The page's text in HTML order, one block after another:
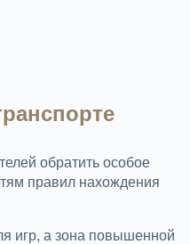
обратить особое
правил нахождения
игр, а зона повышенной